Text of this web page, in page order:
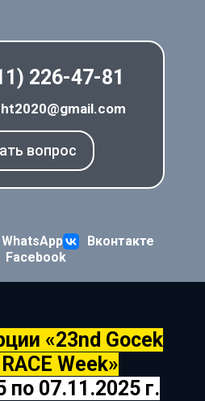
226-47-81
вопрос
WhatsApp
Вконтакте
Facebook
«23nd Gocek
Week»
по 07.11.2025 г.